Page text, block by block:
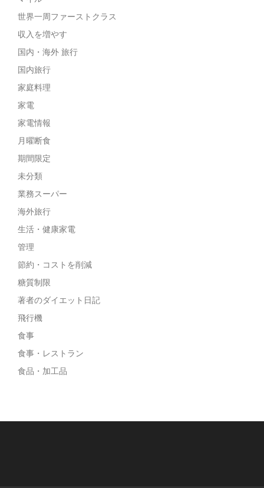
世界一周ファーストクラス
収入を増やす
国内・海外 旅行
国内旅行
家庭料理
家電
家電情報
月曜断食
期間限定
未分類
業務スーパー
海外旅行
生活・健康家電
管理
節約・コストを削減
糖質制限
著者のダイエット日記
飛行機
食事
食事・レストラン
食品・加工品